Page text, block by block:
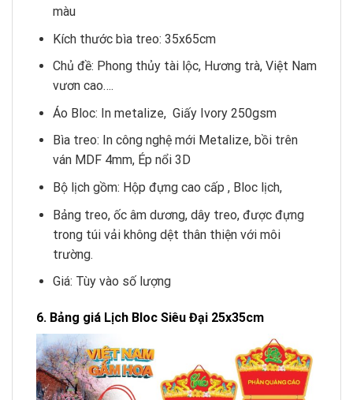
màu
Kích thước bìa treo: 35x65cm
Chủ đề: Phong thủy tài lộc, Hương trà, Việt Nam
vươn cao….
Áo Bloc: In metalize, Giấy Ivory 250gsm
Bìa treo: In công nghệ mới Metalize, bồi trên
ván MDF 4mm, Ép nổi 3D
Bộ lịch gồm: Hộp đựng cao cấp , Bloc lịch,
Bảng treo, ốc âm dương, dây treo, được đựng
trong túi vải không dệt thân thiện với môi
trường.
Giá: Tùy vào số lượng
6. Bảng giá Lịch Bloc Siêu Đại 25x35cm